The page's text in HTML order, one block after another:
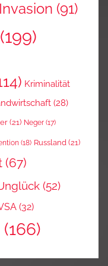
Invasion (91)
(199)
Kriminalität
(28)
(21) Neger (17)
(18) Russland (21)
(67)
(52)
(32)
(166)